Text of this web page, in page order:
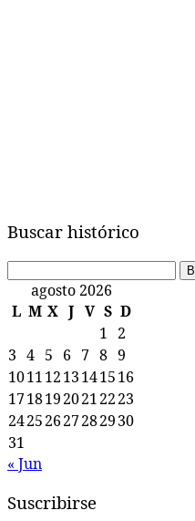
Buscar histórico
Buscar:
agosto 2026
L M X J V S D
1 2
3 4 5 6 7 8 9
10111213141516
17181920212223
24252627282930
31
« Jun
Suscribirse